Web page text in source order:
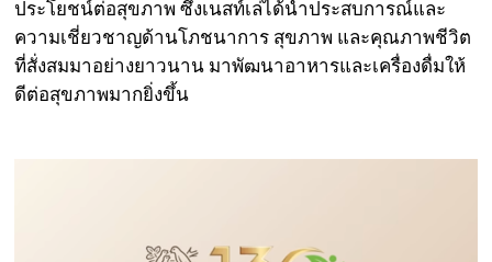
ประโยชน์ต่อสุขภาพ ซึ่งเนสท์เล่ได้นำประสบการณ์และ
ความเชี่ยวชาญด้านโภชนาการ สุขภาพ และคุณภาพชีวิต
ที่สั่งสมมาอย่างยาวนาน มาพัฒนาอาหารและเครื่องดื่มให้
ดีต่อสุขภาพมากยิ่งขึ้น